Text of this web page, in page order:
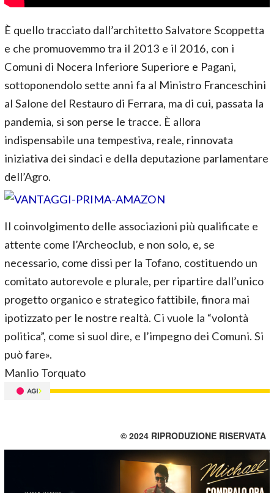
È quello tracciato dall’architetto Salvatore Scoppetta
e che promuovemmo tra il 2013 e il 2016, con i
Comuni di Nocera Inferiore Superiore e Pagani,
sottoponendolo sette anni fa al Ministro Franceschini
al Salone del Restauro di Ferrara, ma di cui, passata la
pandemia, si son perse le tracce. È allora
indispensabile una tempestiva, reale, rinnovata
iniziativa dei sindaci e della deputazione parlamentare
dell’Agro.
Il coinvolgimento delle associazioni più qualificate e
attente come l’Archeoclub, e non solo, e, se
necessario, come dissi per la Tofano, costituendo un
comitato autorevole e plurale, per ripartire dall’unico
progetto organico e strategico fattibile, finora mai
ipotizzato per le nostre realtà. Ci vuole la “volontà
politica”, come si suol dire, e l’impegno dei Comuni. Si
può fare».
Manlio Torquato
© 2024 RIPRODUZIONE RISERVATA